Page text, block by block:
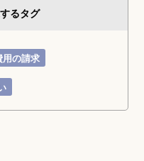
るタグ
用の請求